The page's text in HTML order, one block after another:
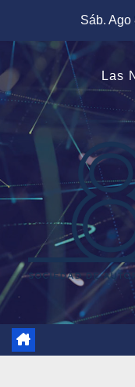
contenido
Sáb. Ago
Las